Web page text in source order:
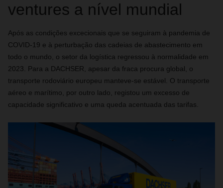
ventures a nível mundial
Após as condições excecionais que se seguiram à pandemia de
COVID-19 e à perturbação das cadeias de abastecimento em
todo o mundo, o setor da logística regressou à normalidade em
2023. Para a DACHSER, apesar da fraca procura global, o
transporte rodoviário europeu manteve-se estável. O transporte
aéreo e marítimo, por outro lado, registou um excesso de
capacidade significativo e uma queda acentuada das tarifas.